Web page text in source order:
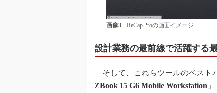
画像3ReCap Proの画面イメージ
設計業務の最前線で活躍する
そして、これらツールのベスト
ZBook 15 G6 Mobile Workstation